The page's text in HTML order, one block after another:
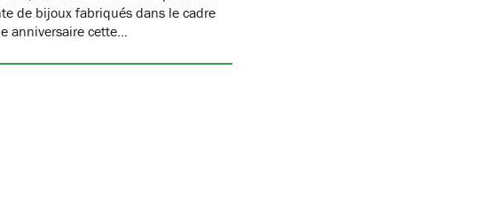
de bijoux fabriqués dans le cadre
anniversaire cette…